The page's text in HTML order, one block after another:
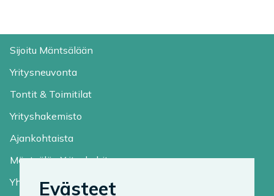
Sijoitu Mäntsälään
Yritysneuvonta
Tontit & Toimitilat
Yrityshakemisto
Ajankohtaista
Mäntsälän Yrityskehitys
YhteystiedotEvästeet